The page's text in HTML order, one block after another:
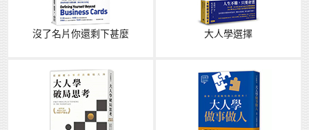
沒了名片你還剩下甚麼 大人學選擇